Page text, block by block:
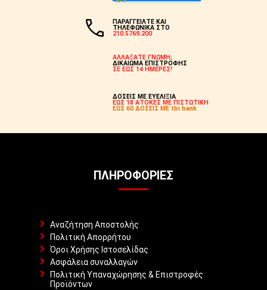
ΠΑΡΑΓΓΕΙΛΤΕ ΚΑΙ
ΤΗΛΕΦΩΝΙΚΑ ΣΤΟ
210.5769.200
ΑΛΛΑΞΑΤΕ ΓΝΩΜΗ;
ΔΙΚΑΙΩΜΑ ΕΠΙΣΤΡΟΦΗΣ
ΣΕ ΕΩΣ 14 ΗΜΕΡΕΣ!
ΔΟΣΕΙΣ ΜΕ ΕΥΕΛΙΞΙΑ
ΕΩΣ 18 ΑΤΟΚΕΣ ΜΕ ΠΙΣΤΩΤΙΚΗ
ΕΩΣ 60 ΔΟΣΕΙΣ ΜΕ tbi bank
ΠΛΗΡΟΦΟΡΊΕΣ
Αναζήτηση Αποστολής
Πολιτική Απορρήτου
Όροι Χρήσης Ιστοσελίδας
Ασφάλεια συναλλαγών
Πολιτική Υπαναχώρησης & Επιστροφές
Προϊόντων